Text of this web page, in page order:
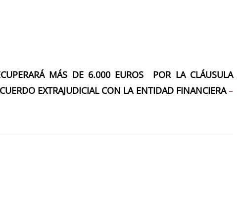
MÁS DE 6.000 EUROS
POR LA CLÁUSULA
EXTRAJUDICIAL CON LA ENTIDAD FINANCIERA –